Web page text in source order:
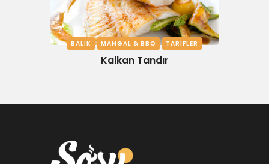
BALIK MANGAL & BBQ TARIFLER
Kalkan Tandır